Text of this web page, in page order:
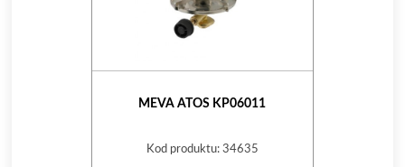
MEVA ATOS KP06011
Kod produktu: 34635